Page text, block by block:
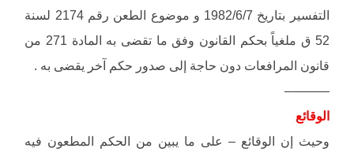
التفسير بتاريخ 1982/6/7 و موضوع الطعن رقم 2174 لسنة
52 ق ملغياً بحكم القانون وفق ما تقضى به المادة 271 من
قانون المرافعات دون حاجة إلى صدور حكم آخر يقضى به .
———–
الوقائع
وحيث إن الوقائع – على ما يبين من الحكم المطعون فيه